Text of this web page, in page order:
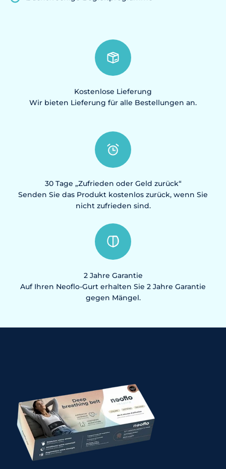
Kostenlose Lieferung
Wir bieten Lieferung für alle Bestellungen an.
30 Tage „Zufrieden oder Geld zurück“
Senden Sie das Produkt kostenlos zurück, wenn Sie
nicht zufrieden sind.
2 Jahre Garantie
Auf Ihren Neoflo-Gurt erhalten Sie 2 Jahre Garantie
gegen Mängel.